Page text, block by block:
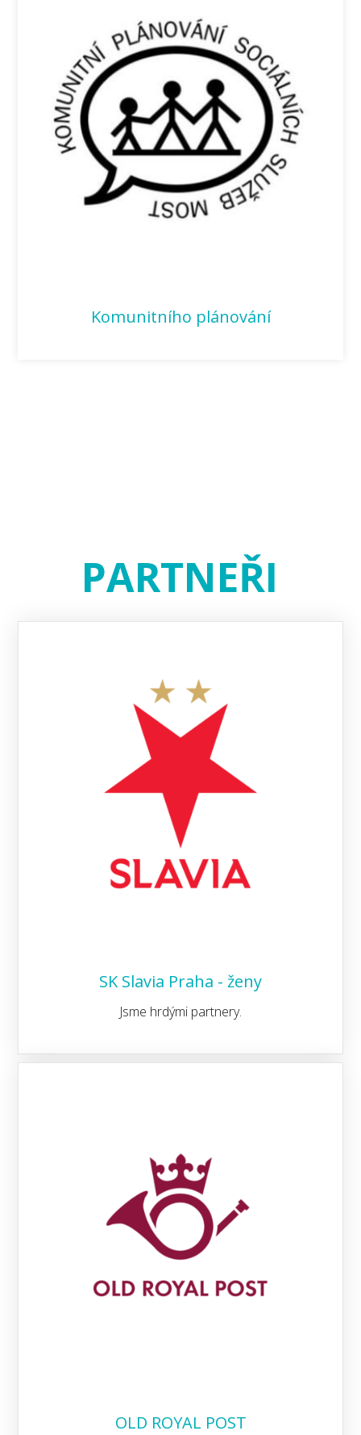
Komunitního plánování
PARTNEŘI
SK Slavia Praha - ženy
Jsme hrdými partnery.
OLD ROYAL POST